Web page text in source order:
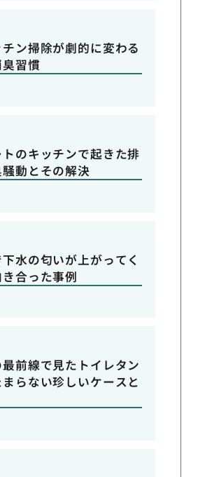
ン掃除が劇的に変わる
習慣
のキッチンで起きた排
動とその解決
水の匂いが上がってく
合った事例
前線で見たトイレタン
らない珍しいケースと